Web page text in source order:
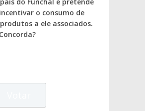
o consumo de
a ele associados.
Concorda?